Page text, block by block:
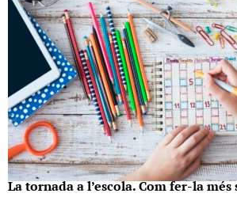
La tornada a l’escola. Com fer-la